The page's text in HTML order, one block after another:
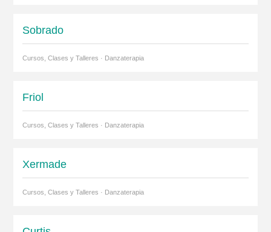
Sobrado
Cursos, Clases y Talleres · Danzaterapia
Friol
Cursos, Clases y Talleres · Danzaterapia
Xermade
Cursos, Clases y Talleres · Danzaterapia